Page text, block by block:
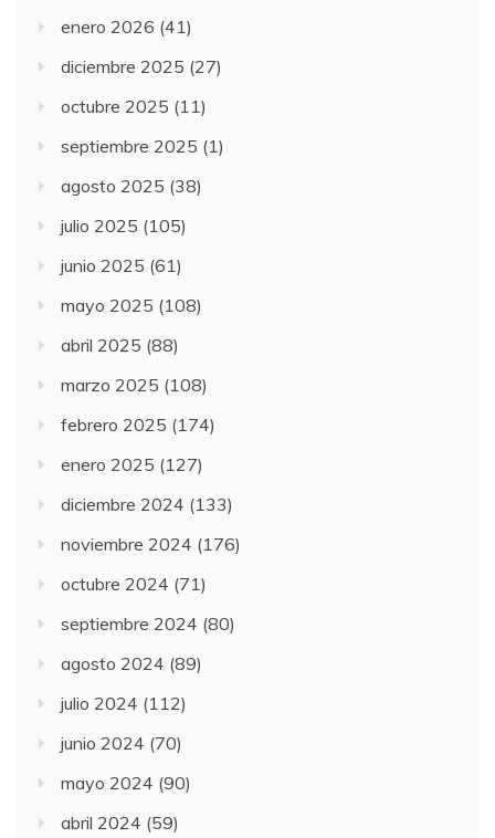
enero 2026 (41)
diciembre 2025 (27)
octubre 2025 (11)
septiembre 2025 (1)
agosto 2025 (38)
julio 2025 (105)
junio 2025 (61)
mayo 2025 (108)
abril 2025 (88)
marzo 2025 (108)
febrero 2025 (174)
enero 2025 (127)
diciembre 2024 (133)
noviembre 2024 (176)
octubre 2024 (71)
septiembre 2024 (80)
agosto 2024 (89)
julio 2024 (112)
junio 2024 (70)
mayo 2024 (90)
abril 2024 (59)